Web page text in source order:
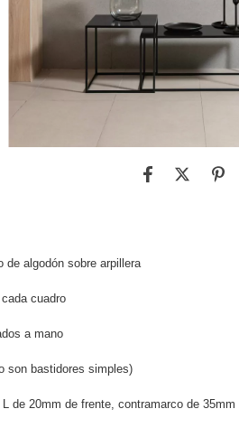
de algodón sobre arpillera
cuadro
a mano
son bastidores simples)
de 20mm de frente, contramarco de